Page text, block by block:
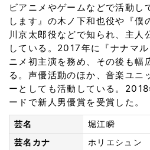
ビアニメやゲームなどで活動し
します』の木ノ下和也役や『僕
川京太郎役などで知られ、主人
している。2017年に『ナナマ
ニメ初主演を務め、その後も幅
る。声優活動のほか、音楽ユ
ーとしても活動している。
ードで新人男優賞を受賞した。
芸名
堀江瞬
芸名カナ
ホリエシュン